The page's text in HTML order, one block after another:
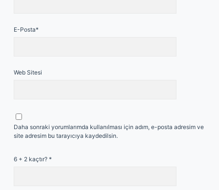
E-Posta*
Web Sitesi
Daha sonraki yorumlarımda kullanılması için adım, e-posta adresim ve
site adresim bu tarayıcıya kaydedilsin.
6 + 2 kaçtır? *